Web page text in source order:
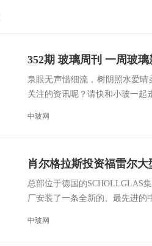
352期 玻璃周刊 一周玻璃
泉眼无声惜细流，树阴照水爱
关注的资讯呢？请快和小玻一起
中玻网
肖尔格拉斯投资福雷尔大
总部位于德国的SCHOLLGLAS
厂安装了一条全新的、最先进的
中玻网